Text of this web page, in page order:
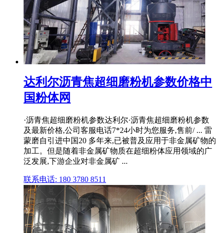
达利尔沥青焦超细磨粉机参数价格中
国粉体网
·沥青焦超细磨粉机参数达利尔·沥青焦超细磨粉机参数
及最新价格,公司客服电话7*24小时为您服务,售前/ ... 雷
蒙磨自引进中国20 多年来,已被普及应用于非金属矿物的
加工。但是随着非金属矿物质在超细粉体应用领域的广
泛发展,下游企业对非金属矿 ...
联系电话: 180 3780 8511